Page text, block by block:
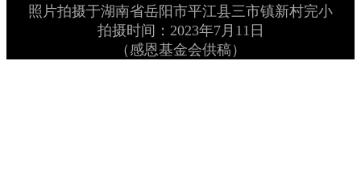
照片拍摄于湖南省岳阳市平江县三市镇新村完小
拍摄时间：2023年7月11日
（感恩基金会供稿）